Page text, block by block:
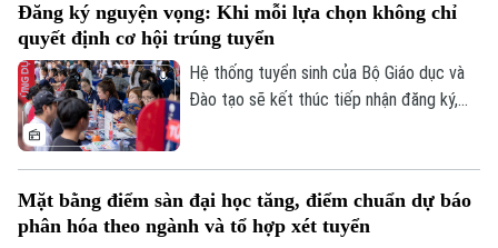
được chia làm 6 mốc thời gian khác nhau.
Đáng chú ý, các thí sinh tại Hà Nội sẽ nằm
trong nhóm nộp đầu tiên.
Đăng ký nguyện vọng: Khi mỗi lựa chọn không chỉ
quyết định cơ hội trúng tuyển
Hệ thống tuyển sinh của Bộ Giáo dục và
Đào tạo sẽ kết thúc tiếp nhận đăng ký,
soát thông tin, sắp xếp nguyện vọng hợp
lý, hoàn tất đăng ký đúng thời hạn để hạn
Mặt bằng điểm sàn đại học tăng, điểm chuẩn dự báo
phân hóa theo ngành và tổ hợp xét tuyển